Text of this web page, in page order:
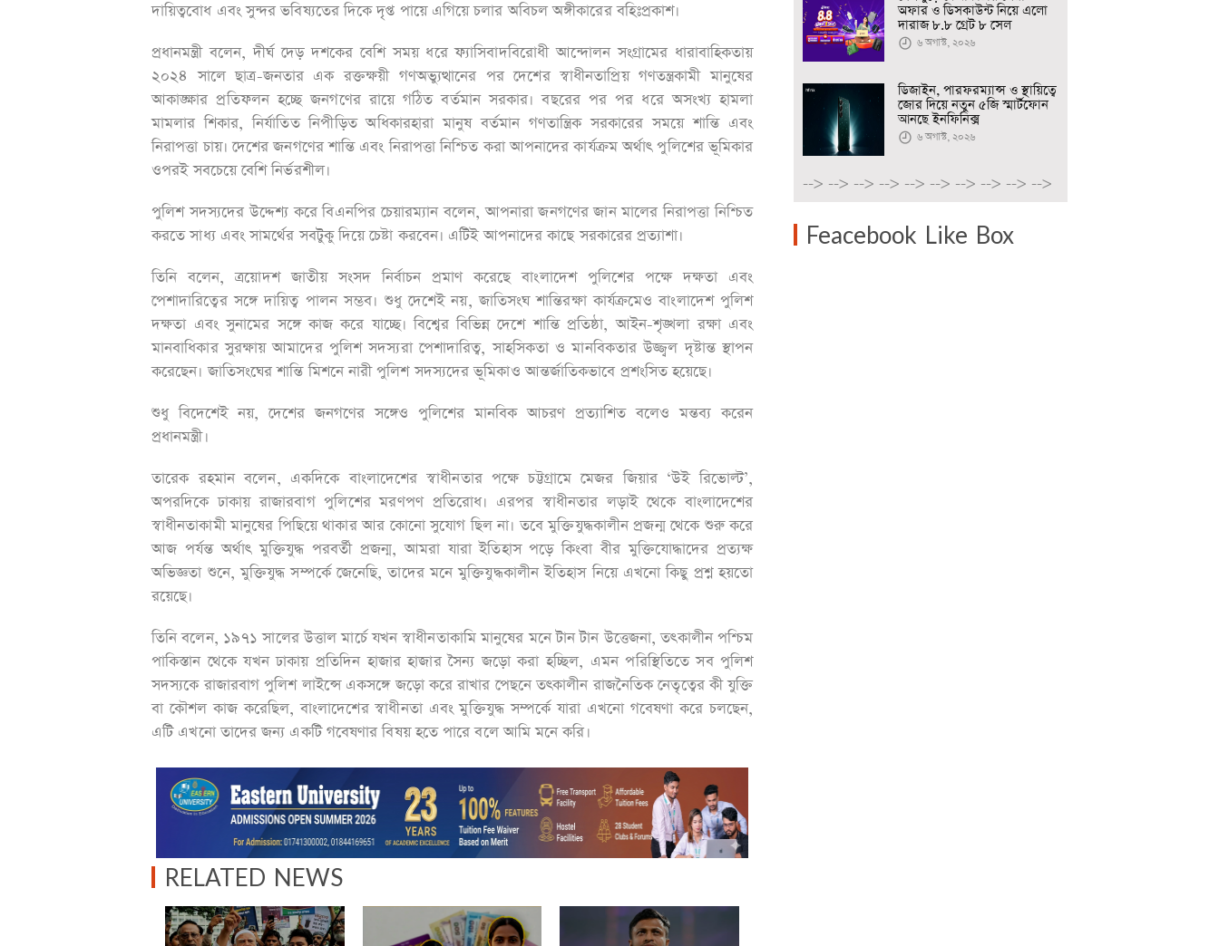
দায়িত্ববোধ এবং সুন্দর ভবিষ্যতের দিকে দৃপ্ত পায়ে এগিয়ে চলার অবিচল অঙ্গীকারের বহিঃপ্রকাশ।
প্রধানমন্ত্রী বলেন, দীর্ঘ দেড় দশকের বেশি সময় ধরে ফ্যাসিবাদবিরোধী আন্দোলন সংগ্রামের ধারাবাহিকতায়
২০২৪ সালে ছাত্র-জনতার এক রক্তক্ষয়ী গণঅভ্যুত্থানের পর দেশের স্বাধীনতাপ্রিয় গণতন্ত্রকামী মানুষের
আকাঙ্ক্ষার প্রতিফলন হচ্ছে জনগণের রায়ে গঠিত বর্তমান সরকার। বছরের পর পর ধরে অসংখ্য হামলা
মামলার শিকার, নির্যাতিত নিপীড়িত অধিকারহারা মানুষ বর্তমান গণতান্ত্রিক সরকারের সময়ে শান্তি এবং
নিরাপত্তা চায়। দেশের জনগণের শান্তি এবং নিরাপত্তা নিশ্চিত করা আপনাদের কার্যক্রম অর্থাৎ পুলিশের ভূমিকার
ওপরই সবচেয়ে বেশি নির্ভরশীল।
পুলিশ সদস্যদের উদ্দেশ্য করে বিএনপির চেয়ারম্যান বলেন, আপনারা জনগণের জান মালের নিরাপত্তা নিশ্চিত
করতে সাধ্য এবং সামর্থের সবটুকু দিয়ে চেষ্টা করবেন। এটিই আপনাদের কাছে সরকারের প্রত্যাশা।
তিনি বলেন, ত্রয়োদশ জাতীয় সংসদ নির্বাচন প্রমাণ করেছে বাংলাদেশ পুলিশের পক্ষে দক্ষতা এবং
পেশাদারিত্বের সঙ্গে দায়িত্ব পালন সম্ভব। শুধু দেশেই নয়, জাতিসংঘ শান্তিরক্ষা কার্যক্রমেও বাংলাদেশ পুলিশ
দক্ষতা এবং সুনামের সঙ্গে কাজ করে যাচ্ছে। বিশ্বের বিভিন্ন দেশে শান্তি প্রতিষ্ঠা, আইন-শৃঙ্খলা রক্ষা এবং
মানবাধিকার সুরক্ষায় আমাদের পুলিশ সদস্যরা পেশাদারিত্ব, সাহসিকতা ও মানবিকতার উজ্জ্বল দৃষ্টান্ত স্থাপন
করেছেন। জাতিসংঘের শান্তি মিশনে নারী পুলিশ সদস্যদের ভূমিকাও আন্তর্জাতিকভাবে প্রশংসিত হয়েছে।
শুধু বিদেশেই নয়, দেশের জনগণের সঙ্গেও পুলিশের মানবিক আচরণ প্রত্যাশিত বলেও মন্তব্য করেন
প্রধানমন্ত্রী।
তারেক রহমান বলেন, একদিকে বাংলাদেশের স্বাধীনতার পক্ষে চট্টগ্রামে মেজর জিয়ার ‘উই রিভোল্ট’,
অপরদিকে ঢাকায় রাজারবাগ পুলিশের মরণপণ প্রতিরোধ। এরপর স্বাধীনতার লড়াই থেকে বাংলাদেশের
স্বাধীনতাকামী মানুষের পিছিয়ে থাকার আর কোনো সুযোগ ছিল না। তবে মুক্তিযুদ্ধকালীন প্রজন্ম থেকে শুরু করে
আজ পর্যন্ত অর্থাৎ মুক্তিযুদ্ধ পরবর্তী প্রজন্ম, আমরা যারা ইতিহাস পড়ে কিংবা বীর মুক্তিযোদ্ধাদের প্রত্যক্ষ
অভিজ্ঞতা শুনে, মুক্তিযুদ্ধ সম্পর্কে জেনেছি, তাদের মনে মুক্তিযুদ্ধকালীন ইতিহাস নিয়ে এখনো কিছু প্রশ্ন হয়তো
রয়েছে।
তিনি বলেন, ১৯৭১ সালের উত্তাল মার্চে যখন স্বাধীনতাকামি মানুষের মনে টান টান উত্তেজনা, তৎকালীন পশ্চিম
পাকিস্তান থেকে যখন ঢাকায় প্রতিদিন হাজার হাজার সৈন্য জড়ো করা হচ্ছিল, এমন পরিস্থিতিতে সব পুলিশ
সদস্যকে রাজারবাগ পুলিশ লাইন্সে একসঙ্গে জড়ো করে রাখার পেছনে তৎকালীন রাজনৈতিক নেতৃত্বের কী যুক্তি
বা কৌশল কাজ করেছিল, বাংলাদেশের স্বাধীনতা এবং মুক্তিযুদ্ধ সম্পর্কে যারা এখনো গবেষণা করে চলছেন,
এটি এখনো তাদের জন্য একটি গবেষণার বিষয় হতে পারে বলে আমি মনে করি।
RELATED NEWS
অফার ও ডিসকাউন্ট নিয়ে এলো
দারাজ ৮.৮ গ্রেট ৮ সেল
৬ অগাস্ট, ২০২৬
ডিজাইন, পারফরম্যান্স ও স্থায়িত্বে
জোর দিয়ে নতুন ৫জি স্মার্টফোন
আনছে ইনফিনিক্স
৬ অগাস্ট, ২০২৬
--> --> --> --> --> --> --> --> --> -->
Feacebook Like Box